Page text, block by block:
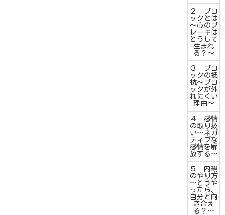
２ ブロ
ックとは
～心のブ
レーキは
どうして
生まれ
る？～
３ ブロ
ックの抵
抗～ブロ
ックが外
れにくい
理由～
４ 感情
の取り扱
い～ネガ
ティブな
感情を解
放する～
５ 内観
のやり方
～どうや
ったら、
自分と向
き合え
る？～